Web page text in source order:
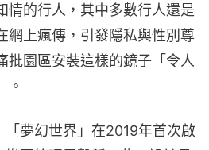
情的行人，其中多數行人還是
網上瘋傳，引發隱私與性別尊
批園區安裝這樣的鏡子「令人
。
夢幻世界」在2019年首次啟